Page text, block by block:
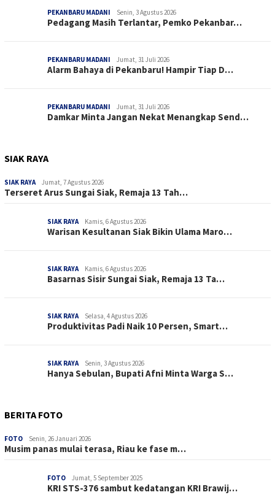
PEKANBARU MADANI Senin, 3 Agustus 2026
Pedagang Masih Terlantar, Pemko Pekanbar…
PEKANBARU MADANI Jumat, 31 Juli 2026
Alarm Bahaya di Pekanbaru! Hampir Tiap D…
PEKANBARU MADANI Jumat, 31 Juli 2026
Damkar Minta Jangan Nekat Menangkap Send…
SIAK RAYA
SIAK RAYA Jumat, 7 Agustus 2026
Terseret Arus Sungai Siak, Remaja 13 Tah…
SIAK RAYA Kamis, 6 Agustus 2026
Warisan Kesultanan Siak Bikin Ulama Maro…
SIAK RAYA Kamis, 6 Agustus 2026
Basarnas Sisir Sungai Siak, Remaja 13 Ta…
SIAK RAYA Selasa, 4 Agustus 2026
Produktivitas Padi Naik 10 Persen, Smart…
SIAK RAYA Senin, 3 Agustus 2026
Hanya Sebulan, Bupati Afni Minta Warga S…
BERITA FOTO
FOTO Senin, 26 Januari 2026
Musim panas mulai terasa, Riau ke fase m…
FOTO Jumat, 5 September 2025
KRI STS-376 sambut kedatangan KRI Brawij…